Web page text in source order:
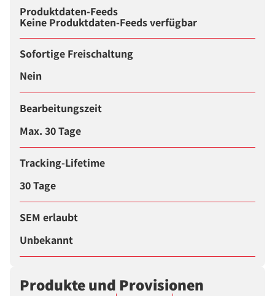
Produktdaten-Feeds
Keine Produktdaten-Feeds verfügbar
Sofortige Freischaltung
Nein
Bearbeitungszeit
Max. 30 Tage
Tracking-Lifetime
30 Tage
SEM erlaubt
Unbekannt
Produkte und Provisionen